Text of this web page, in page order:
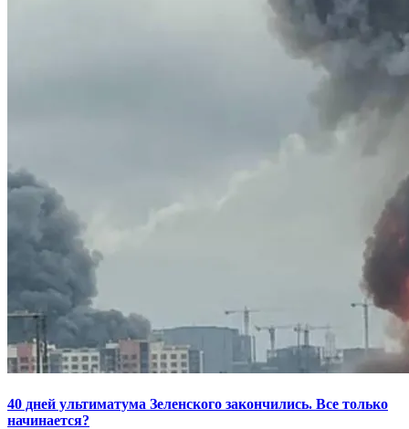
40 дней ультиматума Зеленского закончились. Все только
начинается?